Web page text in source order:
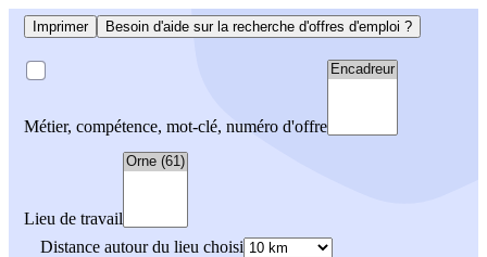
Imprimer Besoin d'aide sur la recherche d'offres d'emploi ?
Métier, compétence, mot-clé, numéro d'offre
Lieu de travail
Distance autour du lieu choisi